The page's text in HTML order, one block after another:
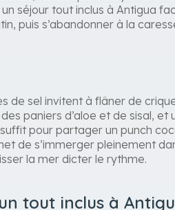
séjour tout inclus à Antigua
puis s’abandonner à la
de sel invitent à flâner de
paniers d’aloe et de sisal,
pour partager un punch
de s’immerger pleinement
la mer dicter le rythme.
tout inclus à